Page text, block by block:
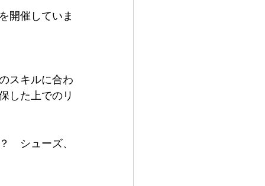
開催していま
スキルに合わ
した上でのリ
　シューズ、